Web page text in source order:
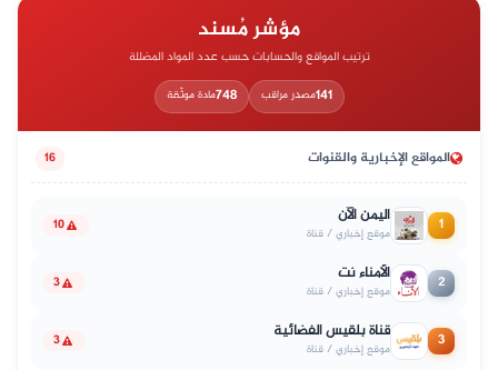
مؤشر مُسند
ترتيب المواقع والحسابات حسب عدد المواد المضللة
141مصدر مراقب 748مادة موثّقة
المواقع الإخبارية والقنوات 16
1 اليمن الآن
موقع إخباري / قناة 10
2 الأمناء نت
موقع إخباري / قناة 3
3 قناة بلقيس الفضائية
موقع إخباري / قناة 3